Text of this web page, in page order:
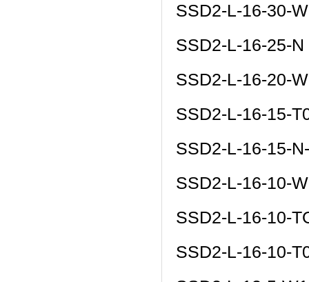
SSD2-L-16-30-
SSD2-L-16-25-N
SSD2-L-16-20-
SSD2-L-16-15-
SSD2-L-16-15-
SSD2-L-16-10-
SSD2-L-16-10-
SSD2-L-16-10-